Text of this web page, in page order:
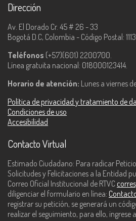
Dirección
Av. El Dorado Cr. 45 # 26 - 33
Bogotá D.C, Colombia - Código Postal:
Teléfonos (+57)(601) 2200700.
Línea gratuita nacional: 018000123414.
Horario de atención: Lunes a viernes
Política de privacidad y tratamiento de
Condiciones de uso
Accesibilidad
Contacto Virtual
Estimado Ciudadano: Para radicar
Solicitudes y Felicitaciones a la Entidad
Correo Oficial Institucional de RTVC
diligenciar el formulario en línea:
registrar su petición, se generará un
realizar el seguimiento, para ello, ingrese